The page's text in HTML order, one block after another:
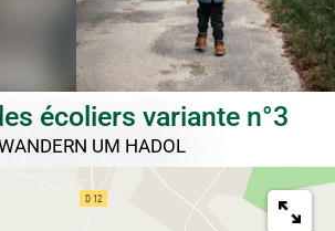
écoliers variante n°3
UM HADOL